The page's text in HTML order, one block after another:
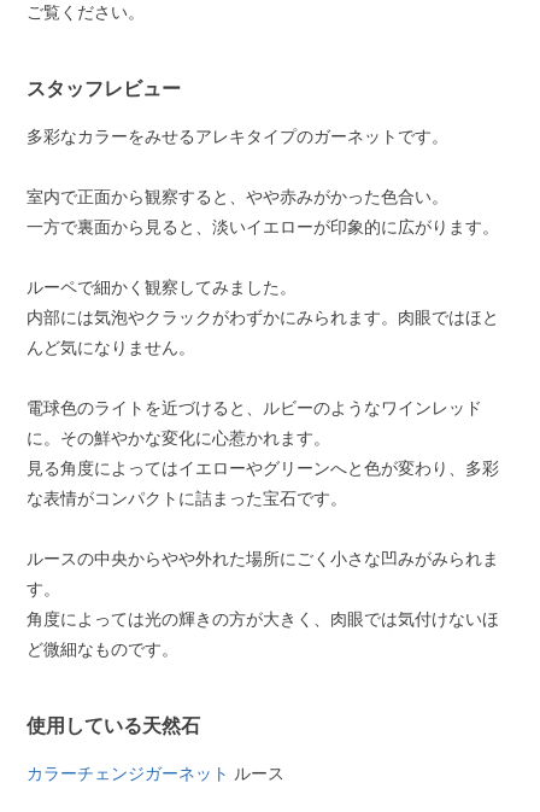
ご覧ください。
スタッフレビュー
多彩なカラーをみせるアレキタイプのガーネットです。
室内で正面から観察すると、やや赤みがかった色合い。
一方で裏面から見ると、淡いイエローが印象的に広がります。
ルーペで細かく観察してみました。
内部には気泡やクラックがわずかにみられます。肉眼ではほと
んど気になりません。
電球色のライトを近づけると、ルビーのようなワインレッド
に。その鮮やかな変化に心惹かれます。
見る角度によってはイエローやグリーンへと色が変わり、多彩
な表情がコンパクトに詰まった宝石です。
ルースの中央からやや外れた場所にごく小さな凹みがみられま
す。
角度によっては光の輝きの方が大きく、肉眼では気付けないほ
ど微細なものです。
使用している天然石
カラーチェンジガーネット ルース